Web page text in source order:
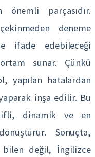
parçasıdır.
deneme
ifade edebileceği
sunar. Çünkü
yapılan hatalardan
inşa edilir. Bu
dinamik ve en
Sonuçta,
bilen değil, İngilizce